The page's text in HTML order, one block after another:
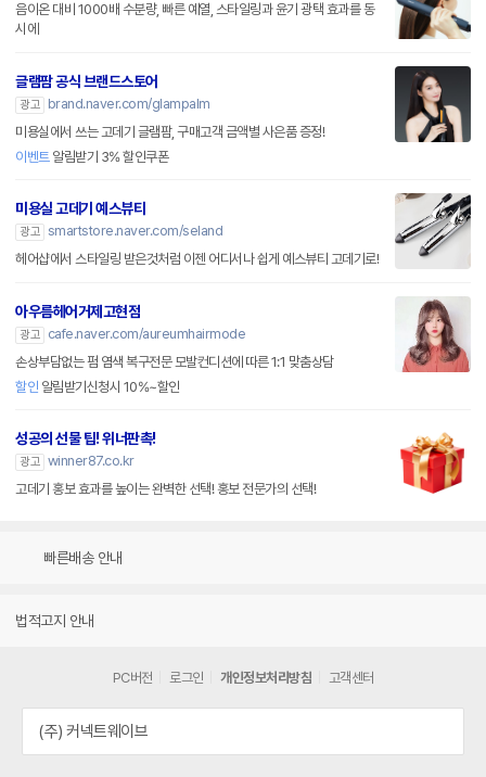
음이온 대비 1000배 수분량, 빠른 예열, 스타일링과 윤기 광택 효과를 동
시에
글램팜 공식 브랜드스토어
광고
brand.naver.com/glampalm
미용실에서 쓰는 고데기 글램팜, 구매고객 금액별 사은품 증정!
이벤트알림받기 3% 할인쿠폰
미용실 고데기 예스뷰티
광고 smartstore.naver.com/seland
헤어샵에서 스타일링 받은것처럼 이젠 어디서나 쉽게 예스뷰티 고데기로!
아우름헤어거제고현점
광고
cafe.naver.com/aureumhairmode
손상부담없는 펌 염색 복구전문 모발컨디션에 따른 1:1 맞춤상담
할인 알림받기신청시 10%~할인
성공의 선물 팁! 위너판촉!
광고 winner87.co.kr
고데기 홍보 효과를 높이는 완벽한 선택! 홍보 전문가의 선택!
빠른배송 안내
법적고지 안내
PC버전 로그인 개인정보처리방침 고객센터
(주) 커넥트웨이브